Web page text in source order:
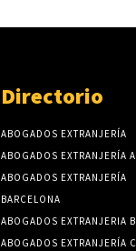
Directorio
ABOGADOS EXTRANJERÍA
ABOGADOS EXTRANJERÍA
ABOGADOS EXTRANJERÍA
BARCELONA
ABOGADOS EXTRANJERIA
ABOGADOS EXTRANJERÍA